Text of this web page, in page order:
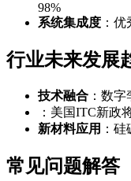
98%
系统集成度 ：
行业未来发展
技术融合 ：数
：美国ITC新政
新材料应用 ：
常见问题解答